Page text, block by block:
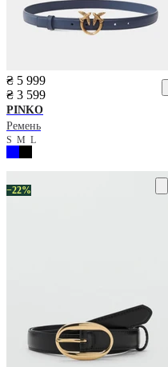
₴ 5 999
₴ 3 599
PINKO
Ремень
S M L
−22%